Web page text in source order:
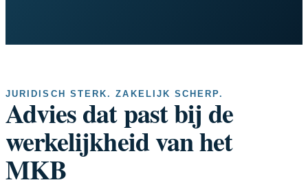
JURIDISCH STERK. ZAKELIJK SCHERP.
Advies dat past bij de
werkelijkheid van het
MKB